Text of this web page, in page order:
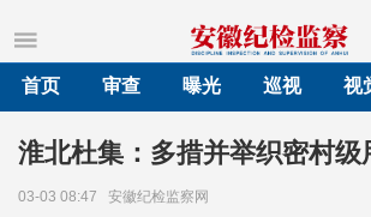
首页
审查 曝光 巡视 视
淮北杜集：多措并举织密村级
03-03 08:47 安徽纪检监察网